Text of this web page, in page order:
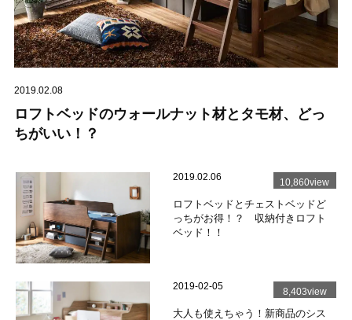
2019.02.08
ロフトベッドのウォールナット材とタモ材、どっ
ちがいい！？
10,860view
2019.02.06
ロフトベッドとチェストベッドど
っちがお得！？ 収納付きロフト
ベッド！！
8,403view
2019-02-05
大人も使えちゃう！新商品のシス